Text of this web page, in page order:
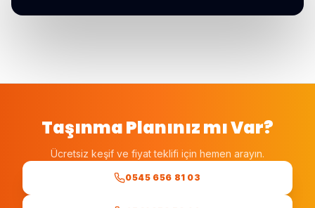
Taşınma Planınız mı Var?
Ücretsiz keşif ve fiyat teklifi için hemen arayın.
0545 656 81 03